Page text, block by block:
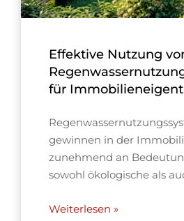
Effektive Nutzung
für
gewinnen in der
zunehmend an
sowohl ökologische als
Weiterlesen »